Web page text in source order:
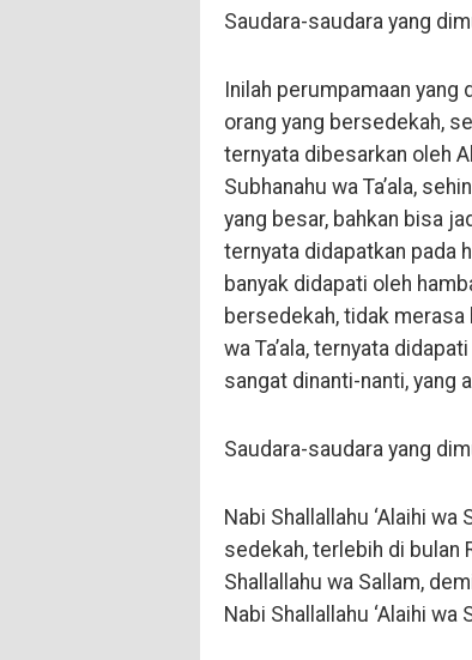
Saudara-saudara yang
Inilah perumpamaan yang
orang yang bersedekah,
ternyata dibesarkan oleh
Subhanahu wa Ta’ala,
yang besar, bahkan bisa
ternyata didapatkan pada
banyak didapati oleh
bersedekah, tidak merasa
wa Ta’ala, ternyata
sangat dinanti-nanti, yang
Saudara-saudara yang
Nabi Shallallahu ‘Alaihi
sedekah, terlebih di bulan
Shallallahu wa Sallam,
Nabi Shallallahu ‘Alaihi wa